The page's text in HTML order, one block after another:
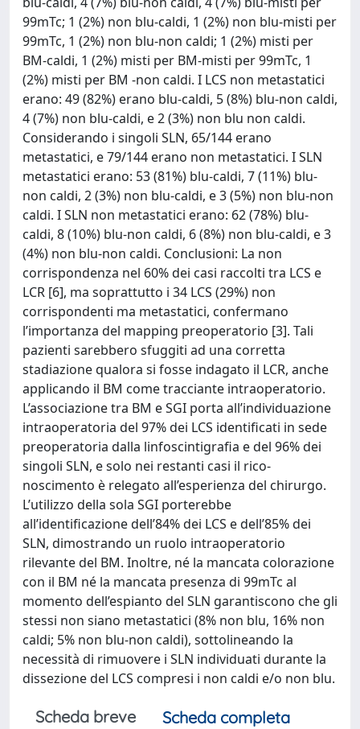
99mTc; 1 (2%) non blu-caldi, 1 (2%) non blu-misti per
99mTc, 1 (2%) non blu-non caldi; 1 (2%) misti per
BM-caldi, 1 (2%) misti per BM-misti per 99mTc, 1
(2%) misti per BM -non caldi. I LCS non metastatici
erano: 49 (82%) erano blu-caldi, 5 (8%) blu-non caldi,
4 (7%) non blu-caldi, e 2 (3%) non blu non caldi.
Considerando i singoli SLN, 65/144 erano
metastatici, e 79/144 erano non metastatici. I SLN
metastatici erano: 53 (81%) blu-caldi, 7 (11%) blu-
non caldi, 2 (3%) non blu-caldi, e 3 (5%) non blu-non
caldi. I SLN non metastatici erano: 62 (78%) blu-
caldi, 8 (10%) blu-non caldi, 6 (8%) non blu-caldi, e 3
(4%) non blu-non caldi. Conclusioni: La non
corrispondenza nel 60% dei casi raccolti tra LCS e
LCR [6], ma soprattutto i 34 LCS (29%) non
corrispondenti ma metastatici, confermano
l’importanza del mapping preoperatorio [3]. Tali
pazienti sarebbero sfuggiti ad una corretta
stadiazione qualora si fosse indagato il LCR, anche
applicando il BM come tracciante intraoperatorio.
L’associazione tra BM e SGI porta all’individuazione
intraoperatoria del 97% dei LCS identificati in sede
preoperatoria dalla linfoscintigrafia e del 96% dei
singoli SLN, e solo nei restanti casi il rico-
noscimento è relegato all’esperienza del chirurgo.
L’utilizzo della sola SGI porterebbe
all’identificazione dell’84% dei LCS e dell’85% dei
SLN, dimostrando un ruolo intraoperatorio
rilevante del BM. Inoltre, né la mancata colorazione
con il BM né la mancata presenza di 99mTc al
momento dell’espianto del SLN garantiscono che gli
stessi non siano metastatici (8% non blu, 16% non
caldi; 5% non blu-non caldi), sottolineando la
necessità di rimuovere i SLN individuati durante la
dissezione del LCS compresi i non caldi e/o non blu.
Scheda breve
Scheda completa